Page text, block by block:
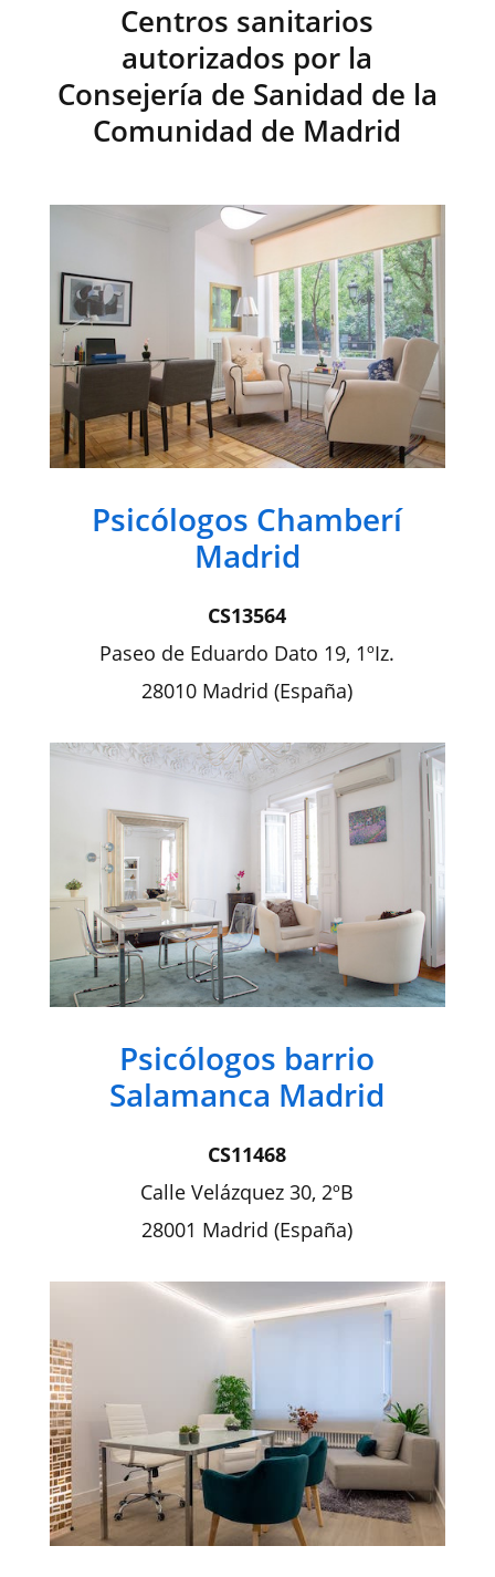
Centros sanitarios
autorizados por la
Consejería de Sanidad de la
Comunidad de Madrid
Psicólogos Chamberí
Madrid
CS13564
Paseo de Eduardo Dato 19, 1ºIz.
28010 Madrid (España)
Psicólogos barrio
Salamanca Madrid
CS11468
Calle Velázquez 30, 2ºB
28001 Madrid (España)